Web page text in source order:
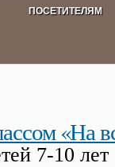
ПОСЕТИТЕЛЯМ
«На
7-10 лет